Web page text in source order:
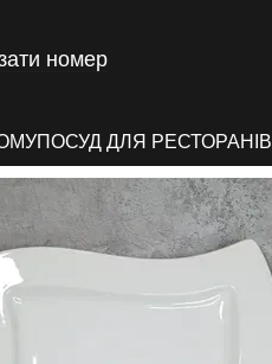
номер
ПОСУД ДЛЯ РЕСТОРАНІВ